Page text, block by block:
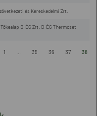
és Kereskedelmi Zrt.
D-ÉG Zrt. D-ÉG Thermoset
1 35 36 37 38